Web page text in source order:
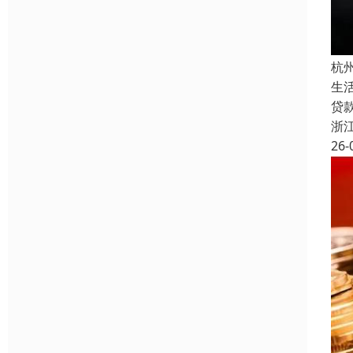
杭
生
贷
浙
26-